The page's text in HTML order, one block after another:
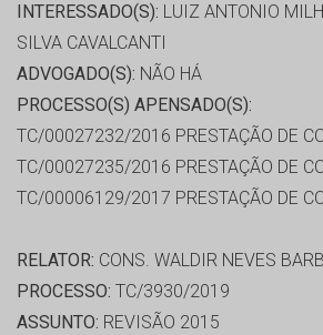
INTERESSADO(S): LUIZ ANTONIO
SILVA CAVALCANTI
ADVOGADO(S): NÃO HÁ
PROCESSO(S) APENSADO(S):
TC/00027232/2016 PRESTAÇÃO DE
TC/00027235/2016 PRESTAÇÃO DE
TC/00006129/2017 PRESTAÇÃO DE
RELATOR: CONS. WALDIR NEVES
PROCESSO: TC/3930/2019
ASSUNTO: REVISÃO 2015